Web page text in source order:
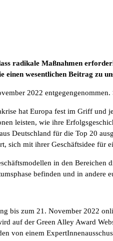
radikale Maßnahmen
wesentlichen Beitrag zu
2022
hat Europa fest im Griff und
leisten, wie ihre
Deutschland für die Top 20
sich mit ihrer Geschäftsidee
in den
befinden und in andere
bis zum 21. November 2022
auf der Green Alley Award
von einem